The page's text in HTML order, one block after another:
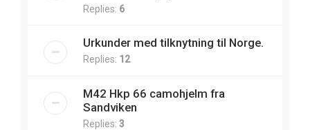
Replies: 6
Urkunder med tilknytning til Norge.
Replies: 12
M42 Hkp 66 camohjelm fra
Sandviken
Replies: 3